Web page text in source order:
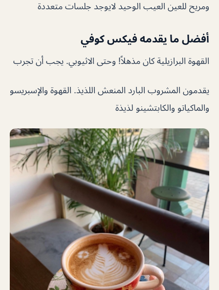
ومريح للعين العيب الوحيد لايوجد جلسات متعددة
أفضل ما يقدمه فيكس كوفي
القهوة البرازيلية كان مذهلاً! وحتى الاثيوبي. يجب أن تجرب
يقدمون المشروب البارد المنعش اللذيذ. القهوة والإسبريسو
والماكياتو والكابتشينو لذيذة